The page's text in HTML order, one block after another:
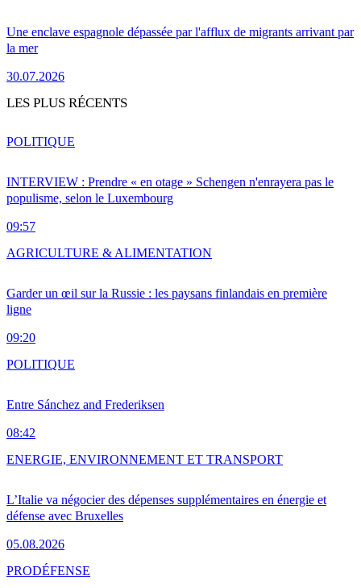
Une enclave espagnole dépassée par l'afflux de migrants arrivant par
la mer
30.07.2026
LES PLUS RÉCENTS
INTERVIEW : Prendre « en otage » Schengen n'enrayera pas le
populisme, selon le Luxembourg
09:57
POLITIQUE
Garder un œil sur la Russie : les paysans finlandais en première
ligne
09:20
AGRICULTURE & ALIMENTATION
Entre Sánchez and Frederiksen
08:42
POLITIQUE
L’Italie va négocier des dépenses supplémentaires en énergie et
défense avec Bruxelles
05.08.2026
ENERGIE, ENVIRONNEMENT ET TRANSPORT
PRODÉFENSE